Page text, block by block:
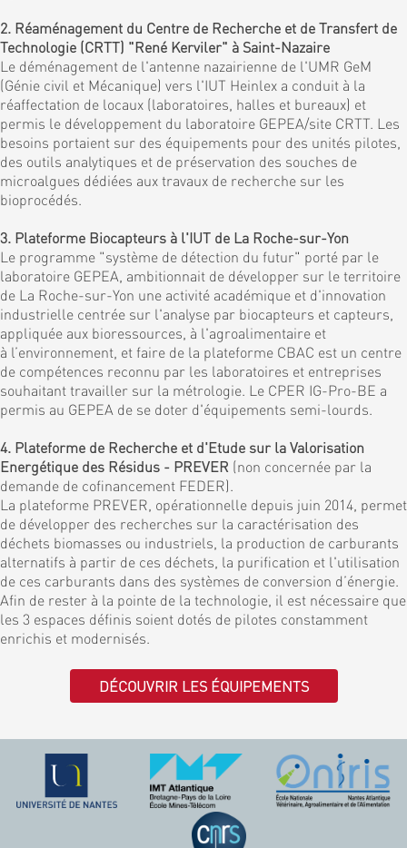
2. Réaménagement du Centre de Recherche et de Transfert de
Technologie (CRTT) "René Kerviler" à Saint-Nazaire
Le déménagement de l'antenne nazairienne de l'UMR GeM
(Génie civil et Mécanique) vers l'IUT Heinlex a conduit à la
réaffectation de locaux (laboratoires, halles et bureaux) et
permis le développement du laboratoire GEPEA/site CRTT. Les
besoins portaient sur des équipements pour des unités pilotes,
des outils analytiques et de préservation des souches de
microalgues dédiées aux travaux de recherche sur les
bioprocédés.
3. Plateforme Biocapteurs à l'IUT de La Roche-sur-Yon
Le programme "système de détection du futur" porté par le
laboratoire GEPEA, ambitionnait de développer sur le territoire
de La Roche-sur-Yon une activité académique et d'innovation
industrielle centrée sur l'analyse par biocapteurs et capteurs,
appliquée aux bioressources, à l'agroalimentaire et
à l’environnement, et faire de la plateforme CBAC est un centre
de compétences reconnu par les laboratoires et entreprises
souhaitant travailler sur la métrologie. Le CPER IG-Pro-BE a
permis au GEPEA de se doter d'équipements semi-lourds.
4. Plateforme de Recherche et d'Etude sur la Valorisation
Energétique des Résidus - PREVER (non concernée par la
demande de cofinancement FEDER).
La plateforme PREVER, opérationnelle depuis juin 2014, permet
de développer des recherches sur la caractérisation des
déchets biomasses ou industriels, la production de carburants
alternatifs à partir de ces déchets, la purification et l'utilisation
de ces carburants dans des systèmes de conversion d’énergie.
Afin de rester à la pointe de la technologie, il est nécessaire que
les 3 espaces définis soient dotés de pilotes constamment
enrichis et modernisés.
DÉCOUVRIR LES ÉQUIPEMENTS